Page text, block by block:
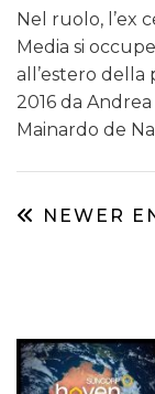
TREND
Nel ruolo, l’ex
Media si
all’estero
2016 da
Mainardo de
NEWER